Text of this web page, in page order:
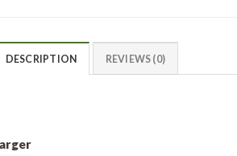
DESCRIPTION REVIEWS (0)